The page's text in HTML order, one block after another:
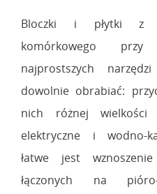
Bloczki i płytki z
komórkowego przy
najprostszych
dowolnie obrabiać:
nich różnej
elektryczne i wodno-
łatwe jest
łączonych na